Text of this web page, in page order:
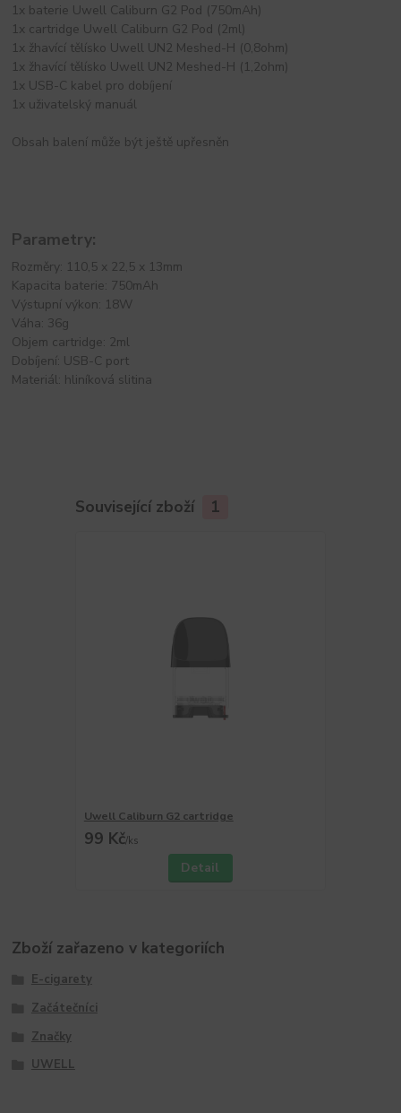
1x baterie Uwell Caliburn G2 Pod (750mAh)
1x cartridge Uwell Caliburn G2 Pod (2ml)
1x žhavící tělísko Uwell UN2 Meshed-H (0,8ohm)
1x žhavící tělísko Uwell UN2 Meshed-H (1,2ohm)
1x USB-C kabel pro dobíjení
1x uživatelský manuál
Obsah balení může být ještě upřesněn
Parametry:
Rozměry: 110,5 x 22,5 x 13mm
Kapacita baterie: 750mAh
Výstupní výkon: 18W
Váha: 36g
Objem cartridge: 2ml
Dobíjení: USB-C port
Materiál: hliníková slitina
Související zboží 1
Uwell Caliburn G2 cartridge
99 Kč/ks
Detail
Zboží zařazeno v kategoriích
E-cigarety
Začátečníci
Značky
UWELL